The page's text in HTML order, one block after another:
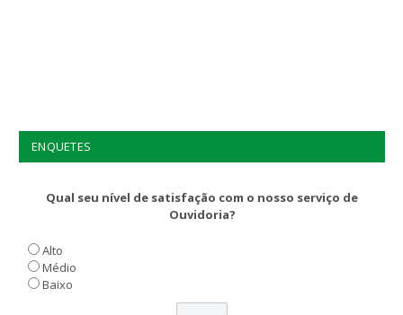
ENQUETES
Qual seu nível de satisfação com o nosso serviço de
Ouvidoria?
Alto
Médio
Baixo